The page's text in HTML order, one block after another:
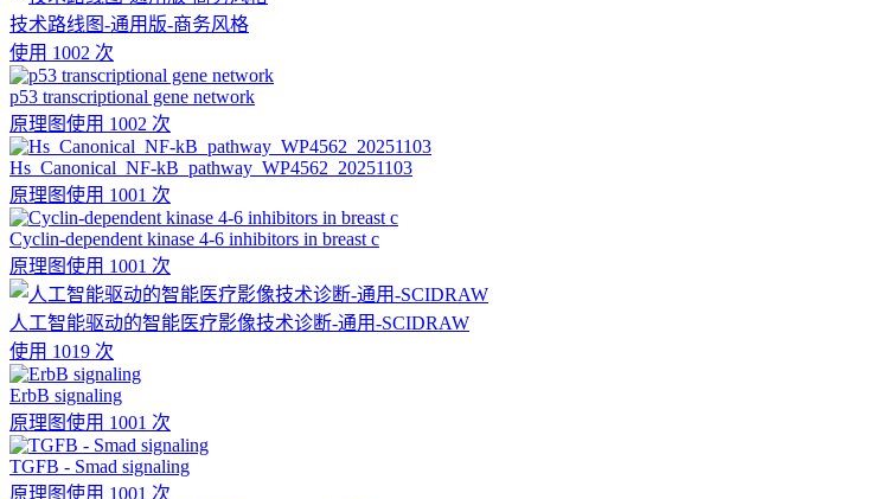
技术路线图-通用版-商务风格
使用 1002 次
p53 transcriptional gene network
原理图使用 1002 次
Hs_Canonical_NF-kB_pathway_WP4562_20251103
原理图使用 1001 次
Cyclin-dependent kinase 4-6 inhibitors in breast c
原理图使用 1001 次
人工智能驱动的智能医疗影像技术诊断-通用-SCIDRAW
使用 1019 次
ErbB signaling
原理图使用 1001 次
TGFB - Smad signaling
原理图使用 1001 次